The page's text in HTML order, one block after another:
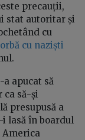
precauții,
stat autoritar și
cu
cu naziști
apucat să
ca să-și
presupusă a
lasă în boardul
America